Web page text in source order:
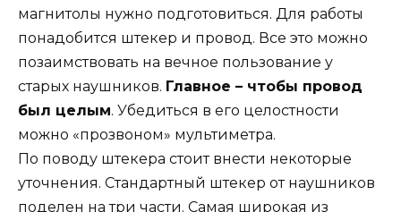
магнитолы нужно подготовиться. Для работы
понадобится штекер и провод. Все это можно
позаимствовать на вечное пользование у
старых наушников. Главное – чтобы провод
был целым. Убедиться в его целостности
можно «прозвоном» мультиметра.
По поводу штекера стоит внести некоторые
уточнения. Стандартный штекер от наушников
поделен на три части. Самая широкая из